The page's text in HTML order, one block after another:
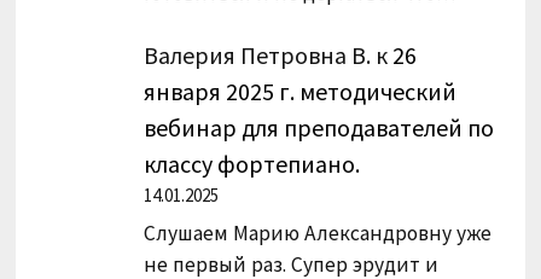
Валерия Петровна В. к 26
января 2025 г. методический
вебинар для преподавателей по
классу фортепиано.
14.01.2025
Слушаем Марию Александровну уже
не первый раз. Супер эрудит и